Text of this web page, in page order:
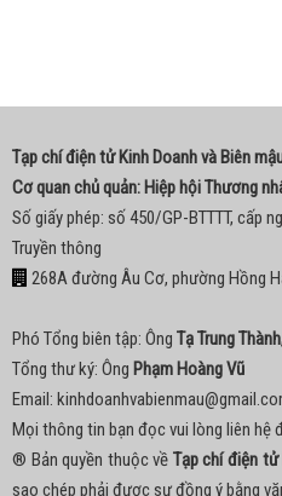
Tạp chí điện tử Kinh Doanh và Biên
Cơ quan chủ quản: Hiệp hội Thương
Số giấy phép: số 450/GP-BTTTT, cấp
Truyền thông
268A đường Âu Cơ, phường Hồng
Phó Tổng biên tập: Ông Tạ Trung
Tổng thư ký: Ông Phạm Hoàng Vũ
Email:
Mọi thông tin bạn đọc vui lòng liên hệ
® Bản quyền thuộc về Tạp chí điện tử
sao chép phải được sự đồng ý bằng